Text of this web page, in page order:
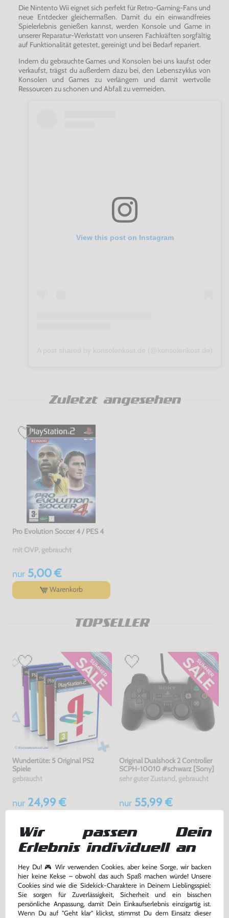
Die Nintento Wii eignet sich perfekt für Retro-Gaming-Fans und
neue Entdecker gleichermaßen. Damit du ein einwandfreies
Spielerlebnis genießen kannst, werden Konsole und Game in
unserer Reparatur-Werkstatt von unseren Fachkräften sorgfältig
auf Funktionalität getestet, gereinigt und bei Bedarf repariert.
Indem du gebrauchte Games und Konsolen bei uns kaufst oder
verkaufst, trägst du außerdem dazu bei, den Lebenszyklus von
Konsolen und Games zu verlängern und damit wertvolle
Ressourcen zu schonen und Abfall zu vermeiden.
View this post on Instagram
Zuletzt angesehen
Pro Evolution Soccer 4 / PES 4
mit OVP, gebraucht
nur5,00 €
Warenkorb
TOPSELLER
Wundertüte: 5 Original PS2
Spiele
gebraucht
nur24,99 €
Original Dualshock 2 Controller
SCPH-10010 #schwarz [Sony]
sehr guter Zustand, gebraucht
nur55,99 €
Wir passen Dein
Erlebnis individuell an
Hey Du! 🎮 Wir verwenden Cookies, aber keine Sorge, wir backen
hier keine Kekse – obwohl das auch Spaß machen würde! Unsere
Cookies sind wie die Sidekick-Charaktere in Deinem Lieblingsspiel:
Sie sorgen für Zuverlässigkeit, Sicherheit und ein bisschen
persönliche Anpassung, damit Dein Einkaufserlebnis einzigartig ist.
Wenn Du auf "Geht klar" klickst, stimmst Du dem Einsatz dieser